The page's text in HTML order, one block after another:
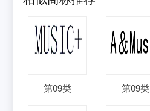
第09类 第09类